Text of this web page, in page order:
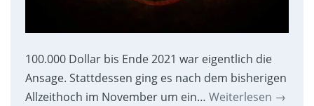
100.000 Dollar bis Ende 2021 war eigentlich die
Ansage. Stattdessen ging es nach dem bisherigen
Allzeithoch im November um ein… Weiterlesen →